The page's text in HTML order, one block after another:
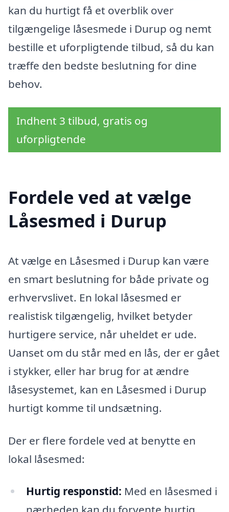
kan du hurtigt få et overblik over
tilgængelige låsesmede i Durup og nemt
bestille et uforpligtende tilbud, så du kan
træffe den bedste beslutning for dine
behov.
Indhent 3 tilbud, gratis og
uforpligtende
Fordele ved at vælge
Låsesmed i Durup
At vælge en Låsesmed i Durup kan være
en smart beslutning for både private og
erhvervslivet. En lokal låsesmed er
realistisk tilgængelig, hvilket betyder
hurtigere service, når uheldet er ude.
Uanset om du står med en lås, der er gået
i stykker, eller har brug for at ændre
låsesystemet, kan en Låsesmed i Durup
hurtigt komme til undsætning.
Der er flere fordele ved at benytte en
lokal låsesmed:
Hurtig responstid: Med en låsesmed i